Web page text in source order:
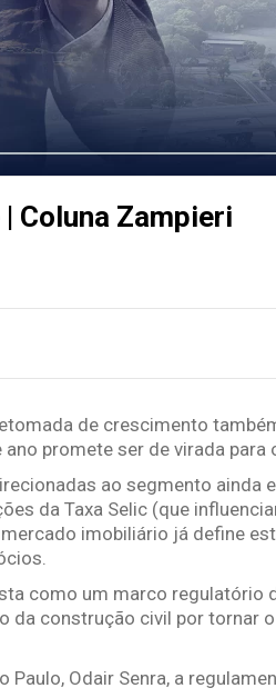
Coluna Zampieri
de crescimento
promete ser de virada para
ao segmento ainda
da Taxa Selic (que
imobiliário já define
como um marco regulatório
da construção civil por tornar
Paulo, Odair Senra, a